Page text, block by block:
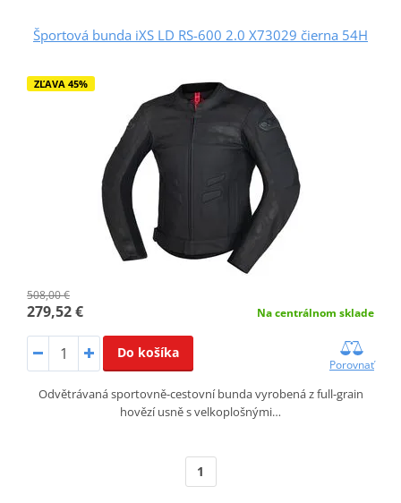
Športová bunda iXS LD RS-600 2.0 X73029 čierna 54H
ZĽAVA 45%
508,00 €
279,52 € Na centrálnom sklade
Do košíka
Porovnať
Odvětrávaná sportovně-cestovní bunda vyrobená z full-grain
hovězí usně s velkoplošnými…
1